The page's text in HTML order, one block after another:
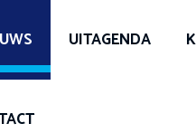
UITAGENDA